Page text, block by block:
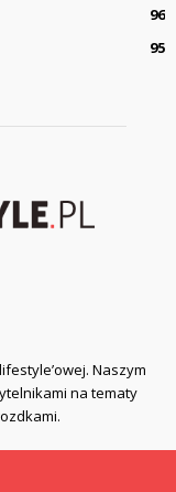
96
95
Naszym
na tematy